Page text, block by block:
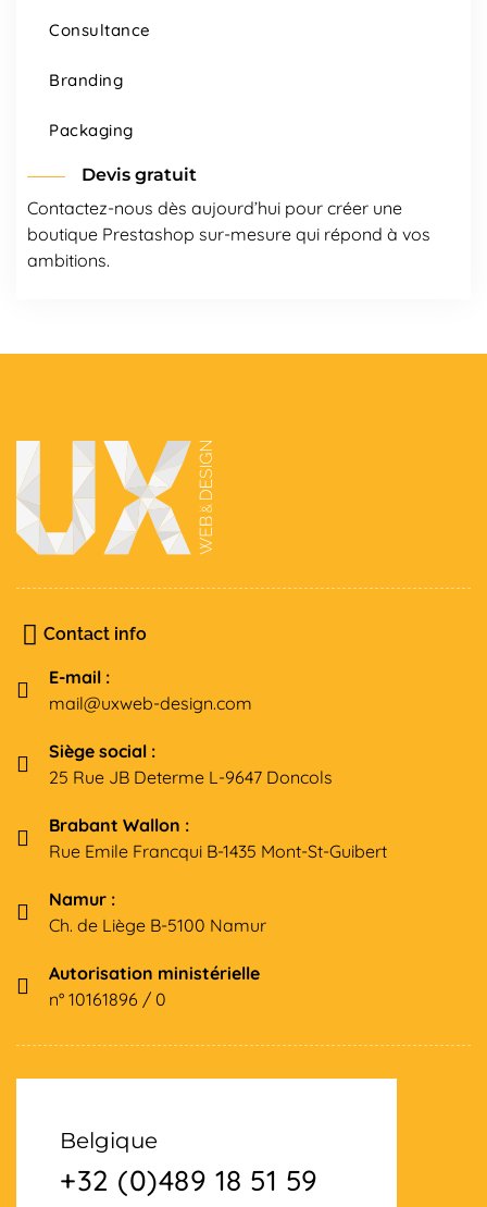
Consultance
Branding
Packaging
Devis gratuit
Contactez-nous dès aujourd’hui pour créer une
boutique Prestashop sur-mesure qui répond à vos
ambitions.
Contact info
E-mail :
mail@uxweb-design.com
Siège social :
25 Rue JB Determe L-9647 Doncols
Brabant Wallon :
Rue Emile Francqui B-1435 Mont-St-Guibert
Namur :
Ch. de Liège B-5100 Namur
Autorisation ministérielle
n° 10161896 / 0
Belgique
+32 (0)489 18 51 59